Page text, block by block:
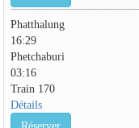
Phatthalung
16:29
Phetchaburi
03:16
Train 170
Détails